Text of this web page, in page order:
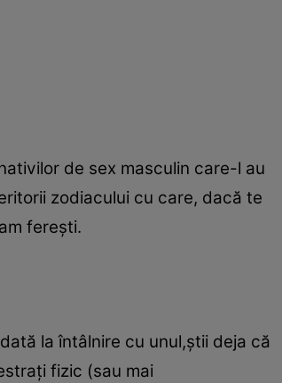
de sex masculin care-l au
zodiacului cu care, dacă te
fereşti.
la întâlnire cu unul,ştii deja că
fizic (sau mai